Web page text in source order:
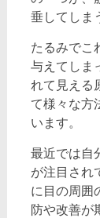
垂してしま
たるみでこ
与えてしま
れて見える
て様々な方
います。
最近では自
が注目され
に目の周囲
防や改善が